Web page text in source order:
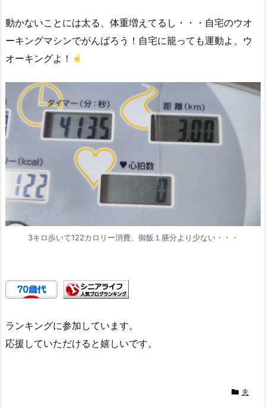
動かないことには太る、体重増えてるし・・・自宅のウオ
ーキングマシンでがんばろう！自宅に籠っても運動よ、ウ
オーキングよ！
3キロ歩いて122カロリー消費、御飯１膳分より少ない・・・
ランキングに参加しています。
応援していただけると嬉しいです。
夫